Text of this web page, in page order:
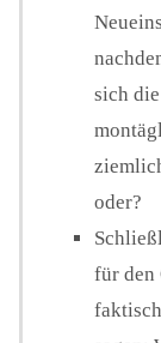
sich
oder?
für den